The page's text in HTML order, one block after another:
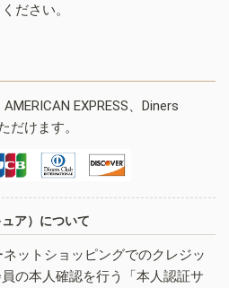
ださい。
EXPRESS、Diners
だけます。
ア）について
ットショッピングでのクレジッ
の本人確認を行う「本人認証サ